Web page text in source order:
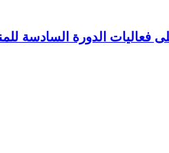
فعاليات الدورة السادسة